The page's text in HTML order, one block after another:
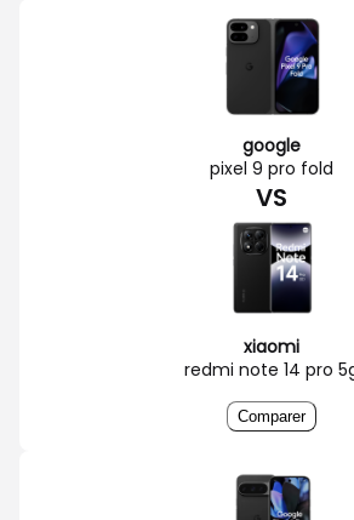
google
pixel 9 pro fold
VS
xiaomi
redmi note 14 pro
Comparer